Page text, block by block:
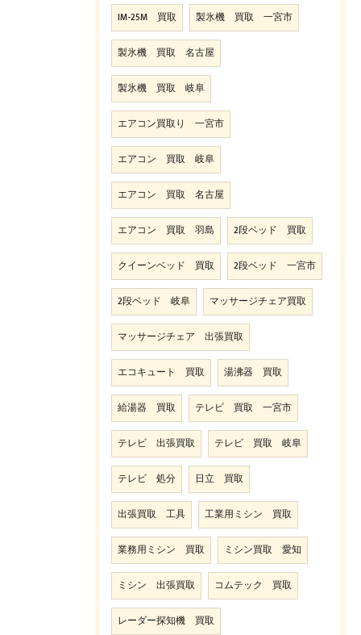
IM-25M 買取 製氷機 買取 一宮市
製氷機 買取 名古屋
製氷機 買取 岐阜
エアコン買取り 一宮市
エアコン 買取 岐阜
エアコン 買取 名古屋
エアコン 買取 羽島 2段ベッド 買取
クイーンベッド 買取 2段ベッド 一宮市
2段ベッド 岐阜 マッサージチェア買取
マッサージチェア 出張買取
エコキュート 買取 湯沸器 買取
給湯器 買取 テレビ 買取 一宮市
テレビ 出張買取 テレビ 買取 岐阜
テレビ 処分 日立 買取
出張買取 工具 工業用ミシン 買取
業務用ミシン 買取 ミシン買取 愛知
ミシン 出張買取 コムテック 買取
レーダー探知機 買取